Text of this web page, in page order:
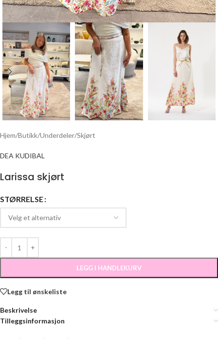
Hjem/Butikk/Underdeler/Skjørt
DEA KUDIBAL
Larissa skjørt
STØRRELSE
LEGG I HANDLEKURV
Legg til ønskeliste
Beskrivelse
Tilleggsinformasjon